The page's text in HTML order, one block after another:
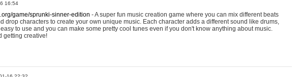
16:54
game/sprunki-sinner-edition - A super fun music creation game where you can mix different beats
drop characters to create your own unique music. Each character adds a different sound like drums,
to use and you can make some pretty cool tunes even if you don't know anything about music.
getting creative!